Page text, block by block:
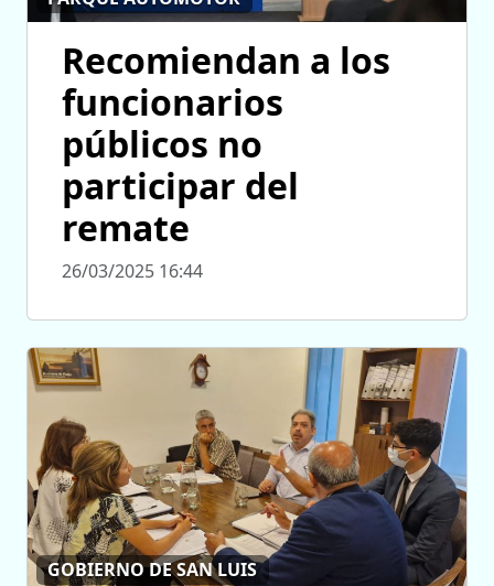
Recomiendan a los
funcionarios
públicos no
participar del
remate
26/03/2025 16:44
GOBIERNO DE SAN LUIS